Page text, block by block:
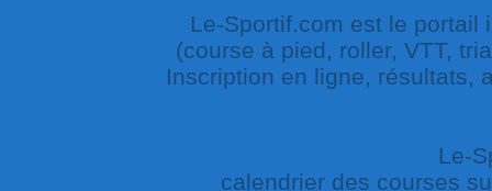
Le-Sportif.com est le portail
(course à pied, roller, VTT,
Inscription en ligne, résultats,
Le-
calendrier des courses